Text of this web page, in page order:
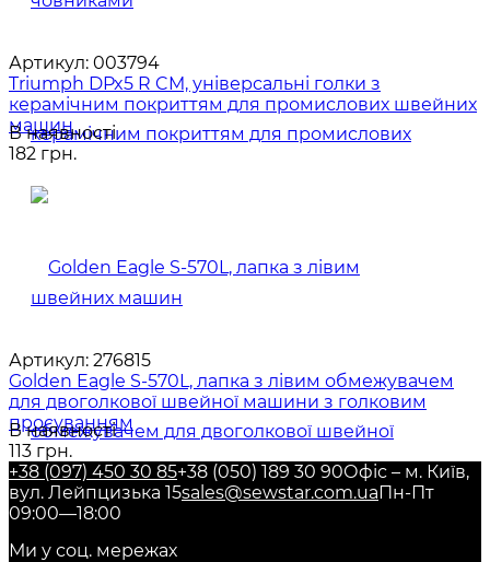
Артикул: 003794
Triumph DPx5 R CM, універсальні голки з
керамічним покриттям для промислових швейних
машин
В наявності
182 грн.
Артикул: 276815
Golden Eagle S-570L, лапка з лівим обмежувачем
для двоголкової швейної машини з голковим
просуванням
В наявності
113 грн.
+38 (097) 450 30 85+38 (050) 189 30 90Офіс – м. Київ,
вул. Лейпцизька 15sales@sewstar.com.uaПн-Пт
09:00—18:00
Ми у соц. мережах